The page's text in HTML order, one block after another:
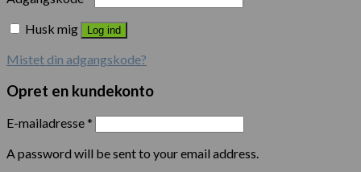
Husk mig
Log ind
Mistet din adgangskode?
Opret en kundekonto
E-mailadresse*
A password will be sent to your email address.